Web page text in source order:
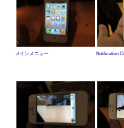
メインメニュー Notification